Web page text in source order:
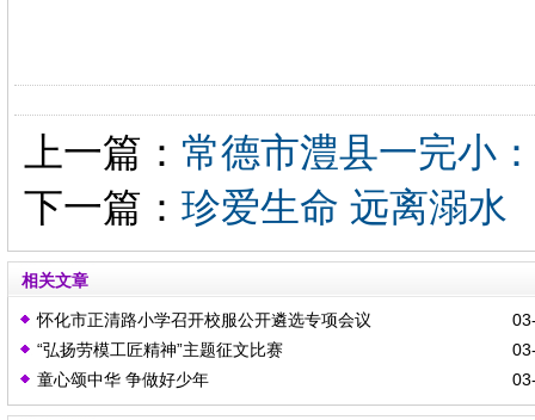
上一篇： 常德市澧县一完小
下一篇： 珍爱生命 远离溺水
相关文章
怀化市正清路小学召开校服公开遴选专项会议
“弘扬劳模工匠精神”主题征文比赛
童心颂中华 争做好少年